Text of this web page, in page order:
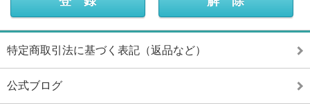
特定商取引法に基づく表記（返品など）
公式ブログ